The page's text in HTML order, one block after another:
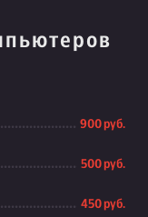
900 руб.
500 руб.
450 руб.